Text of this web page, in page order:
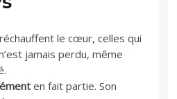
le cœur, celles qui
jamais perdu, même
en fait partie. Son